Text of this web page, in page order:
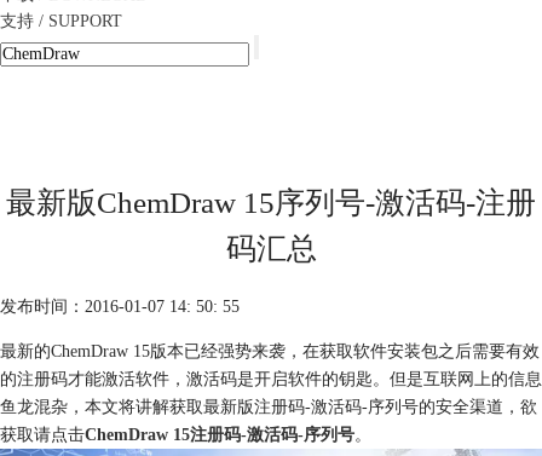
支持 / SUPPORT
最新版ChemDraw 15序列号-激活码-注册
码汇总
发布时间：2016-01-07 14: 50: 55
最新的ChemDraw 15版本已经强势来袭，在获取软件安装包之后需要有效
的注册码才能激活软件，激活码是开启软件的钥匙。但是互联网上的信息
鱼龙混杂，本文将讲解获取最新版注册码-激活码-序列号的安全渠道，欲
获取请点击ChemDraw 15注册码-激活码-序列号。